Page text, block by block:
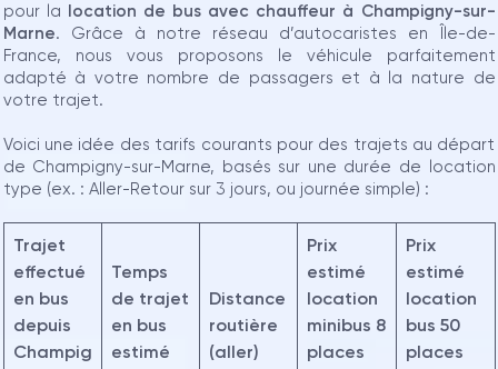
pour la location de bus avec chauffeur à Champigny-sur-
Marne. Grâce à notre réseau d’autocaristes en Île-de-
France, nous vous proposons le véhicule parfaitement
adapté à votre nombre de passagers et à la nature de
votre trajet.
Voici une idée des tarifs courants pour des trajets au départ
de Champigny-sur-Marne, basés sur une durée de location
type (ex. : Aller-Retour sur 3 jours, ou journée simple) :
Trajet
effectué
en bus
depuis
Champig
Temps
de trajet
en bus
estimé
Distance
routière
(aller)
Prix
estimé
location
minibus 8
places
Prix
estimé
location
bus 50
places